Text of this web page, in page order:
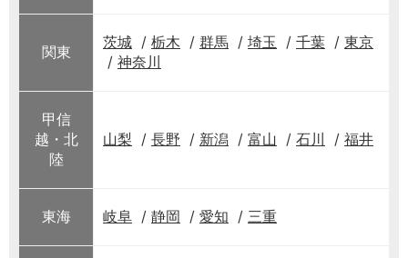
関東
茨城 栃木 群馬 埼玉 千葉
東京
神奈川
甲信
越・北
陸
山梨 長野 新潟 富山 石川 福井
東海 岐阜 静岡 愛知 三重